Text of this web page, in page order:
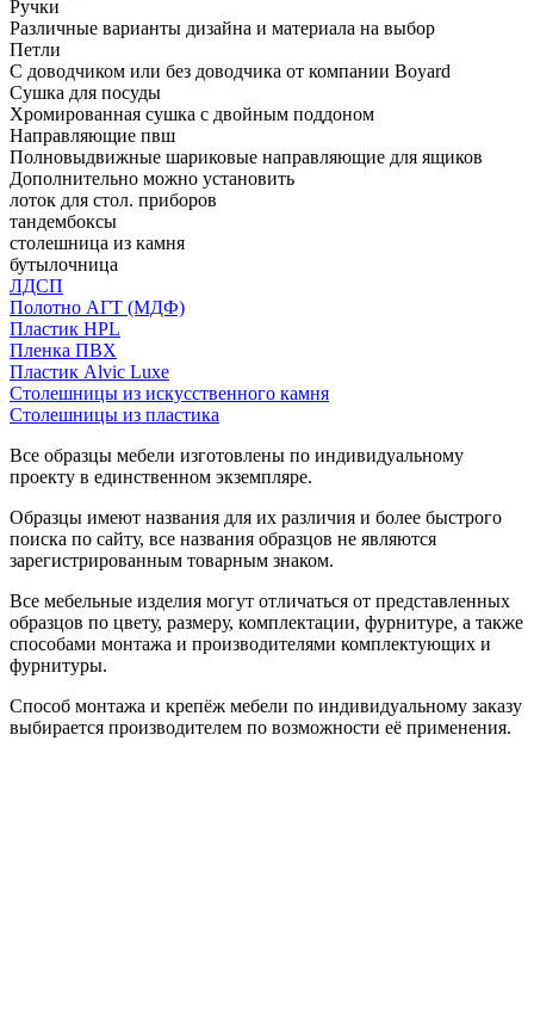
Ручки
Различные варианты дизайна и материала на выбор
Петли
С доводчиком или без доводчика от компании Boyard
Сушка для посуды
Хромированная сушка с двойным поддоном
Направляющие пвш
Полновыдвижные шариковые направляющие для ящиков
Дополнительно можно установить
лоток для стол. приборов
тандембоксы
столешница из камня
бутылочница
ЛДСП
Полотно АГТ (МДФ)
Пластик HPL
Пленка ПВХ
Пластик Alvic Luxe
Столешницы из искусственного камня
Столешницы из пластика
Все образцы мебели изготовлены по индивидуальному
проекту в единственном экземпляре.
Образцы имеют названия для их различия и более быстрого
поиска по сайту, все названия образцов не являются
зарегистрированным товарным знаком.
Все мебельные изделия могут отличаться от представленных
образцов по цвету, размеру, комплектации, фурнитуре, а также
способами монтажа и производителями комплектующих и
фурнитуры.
Способ монтажа и крепёж мебели по индивидуальному заказу
выбирается производителем по возможности её применения.